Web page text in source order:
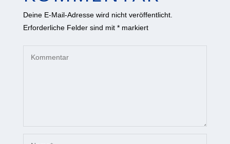
Deine E-Mail-Adresse wird nicht veröffentlicht.
Erforderliche Felder sind mit *markiert